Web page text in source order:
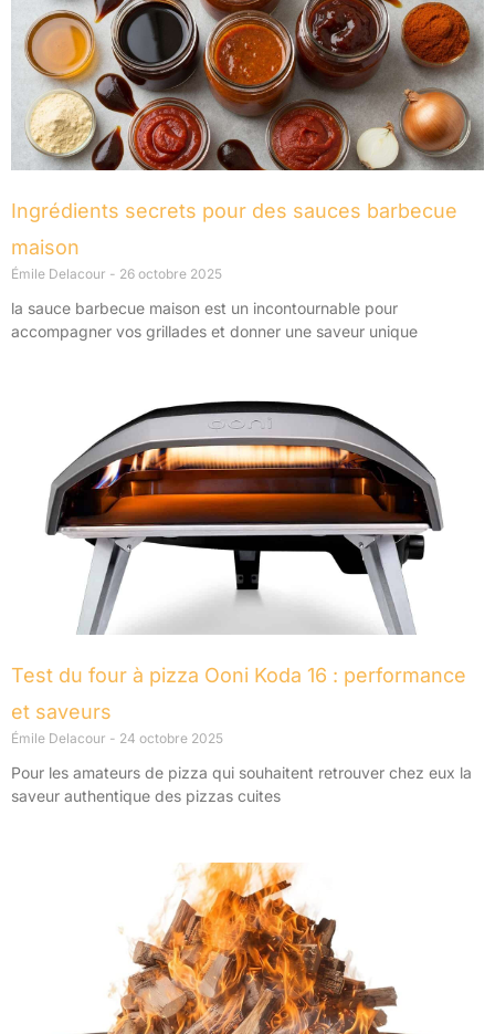
Ingrédients secrets pour des sauces barbecue
maison
Émile Delacour 26 octobre 2025
la sauce barbecue maison est un incontournable pour
accompagner vos grillades et donner une saveur unique
Test du four à pizza Ooni Koda 16 : performance
et saveurs
Émile Delacour 24 octobre 2025
Pour les amateurs de pizza qui souhaitent retrouver chez eux la
saveur authentique des pizzas cuites